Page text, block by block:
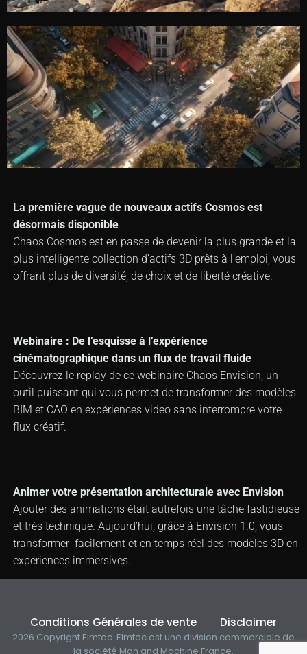
La première vague de nouveaux actifs Cosmos est
désormais disponible
Chaos Cosmos est en passe de devenir la plus grande et la
plus intelligente collection d’actifs 3D prêts à l’emploi, vous
offrant plus de diversité, de choix et de liberté créative.
Webinaire : De l’esquisse à l’expérience
cinématographique dans un flux de travail fluide
Découvrez le replay de ce webinaire Chaos Envision, un
outil puissant qui vous permet de transformer des modèles
BIM et CAO en expériences video sans interrompre votre
flux créatif.
Animer votre présentation architecturale avec Envision
Ajouter des animations était autrefois une tâche fastidieuse
et très technique. Aujourd’hui, grâce à Envision 1.0, vous
transformer facilement et en temps réel des modèles 3D en
expériences immersives.
Conditions Générales de vente Disclaimer
2026 Copyright Elmtec. Elmtec est une division commerciale de
la société Man and Machine France.